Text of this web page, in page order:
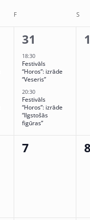
F S
2
events,
31
18:30
Festivāls
“Horos”: izrāde
“Veseris”
20:30
Festivāls
“Horos”: izrāde
“Ilgstošās
figūras”
0
1
0
7
0
8